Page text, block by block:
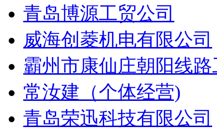
青岛博源工贸公司
威海创菱机电有限公司
霸州市康仙庄朝阳线
常汝建（个体经营)
青岛荣迅科技有限公司